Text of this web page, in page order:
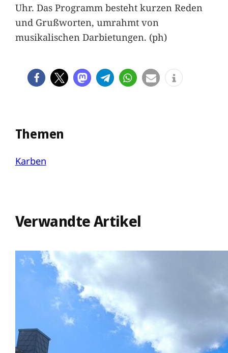
Uhr. Das Programm besteht kurzen Reden
und Grußworten, umrahmt von
musikalischen Darbietungen. (ph)
Themen
Karben
Verwandte Artikel